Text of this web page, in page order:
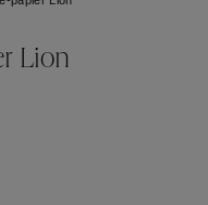
Lion